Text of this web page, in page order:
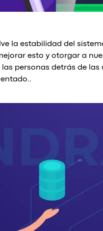
la estabilidad del
esto y otorgar a
personas detrás de las